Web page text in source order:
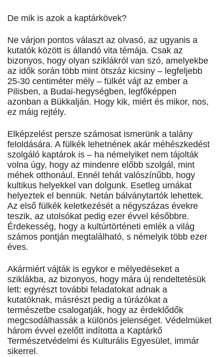
De mik is azok a kaptárkövek?
Ne várjon pontos választ az olvasó, az ugyanis a
kutatók között is állandó vita témája. Csak az
bizonyos, hogy olyan sziklákról van szó, amelyekbe
az idők során több mint ötszáz kicsiny – legfeljebb
25-30 centiméter mély – fülkét vájt az ember a
Pilisben, a Budai-hegységben, legfőképpen
azonban a Bükkalján. Hogy kik, miért és mikor, nos,
ez máig rejtély.
Elképzelést persze számosat ismerünk a talány
feloldására. A fülkék lehetnének akár méhészkedést
szolgáló kaptárok is – ha némelyiket nem tájolták
volna úgy, hogy az mindenre előbb szolgál, mint
méhek otthonául. Ennél tehát valószínűbb, hogy
kultikus helyekkel van dolgunk. Esetleg urnákat
helyeztek el bennük. Netán bálványtartók lehettek.
Az első fülkék keletkezését a négyszázas évekre
teszik, az utolsókat pedig ezer évvel későbbre.
Érdekesség, hogy a kultúrtörténeti emlék a világ
számos pontján megtalálható, s némelyik több ezer
éves.
Akármiért vájták is egykor e mélyedéseket a
sziklákba, az bizonyos, hogy mára új rendeltetésük
lett: egyrészt további feladatokat adnak a
kutatóknak, másrészt pedig a túrázókat a
természetbe csalogatják, hogy az érdeklődők
megcsodálhassák a különös jelenséget. Védelmüket
három évvel ezelőtt indította a Kaptárkő
Természetvédelmi és Kulturális Egyesület, immár
sikerrel.